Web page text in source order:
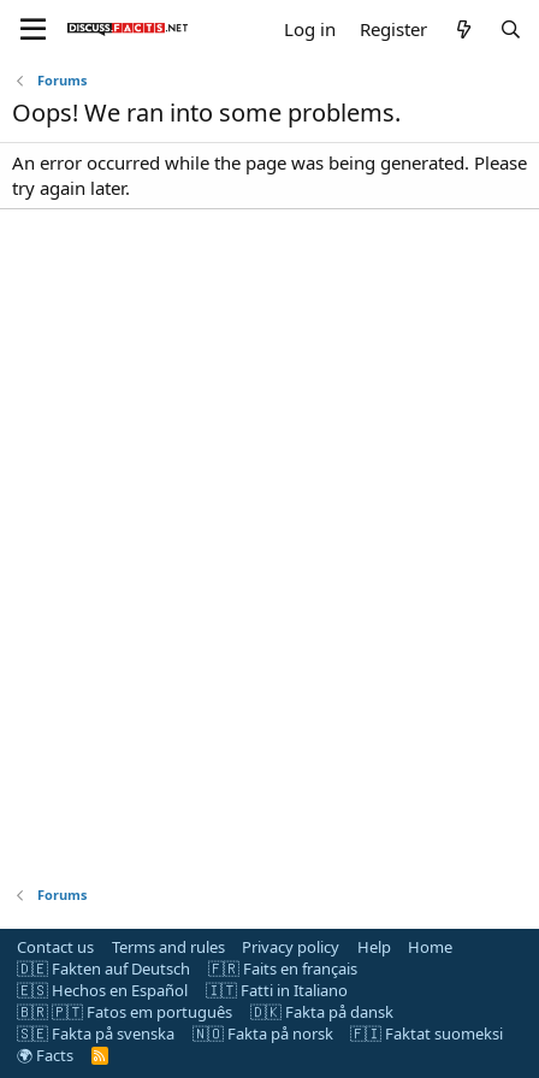
Log in Register
Forums
Oops! We ran into some problems.
An error occurred while the page was being generated. Please
try again later.
Forums
Contact us Terms and rules Privacy policy Help
Home
🇩🇪 Fakten auf Deutsch
🇫🇷 Faits en français
🇪🇸 Hechos en Español
🇮🇹 Fatti in Italiano
🇧🇷 🇵🇹 Fatos em português
🇩🇰 Fakta på dansk
🇸🇪 Fakta på svenska
🇳🇴 Fakta på norsk
🇫🇮 Faktat suomeksi
🌍 Facts
R